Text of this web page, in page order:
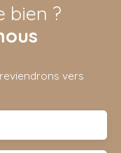
bien ?
vers